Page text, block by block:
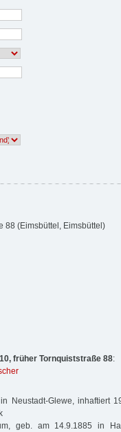
88 (Eimsbüttel, Eimsbüttel)
früher Tornquiststraße 88:
Neustadt-Glewe, inhaftiert
geb. am 14.9.1885 in